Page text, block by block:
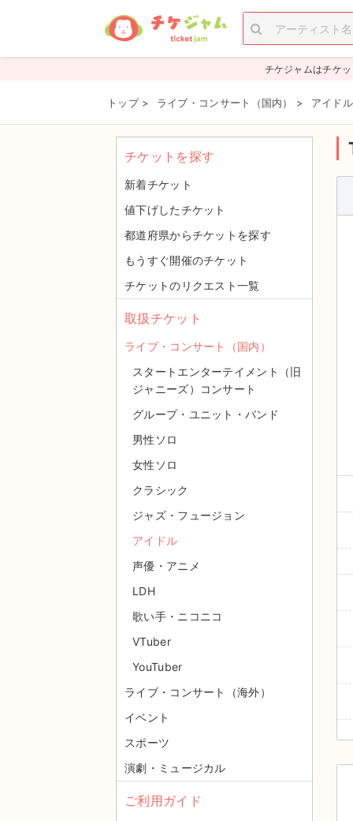
チケジャムはチケ
トップ > ライブ・コンサート（国内） > アイドル
チケットを探す
新着チケット
値下げしたチケット
都道府県からチケットを探す
もうすぐ開催のチケット
チケットのリクエスト一覧
取扱チケット
ライブ・コンサート（国内）
スタートエンターテイメント（旧
ジャニーズ）コンサート
グループ・ユニット・バンド
男性ソロ
女性ソロ
クラシック
ジャズ・フュージョン
アイドル
声優・アニメ
LDH
歌い手・ニコニコ
VTuber
YouTuber
ライブ・コンサート（海外）
イベント
スポーツ
演劇・ミュージカル
ご利用ガイド